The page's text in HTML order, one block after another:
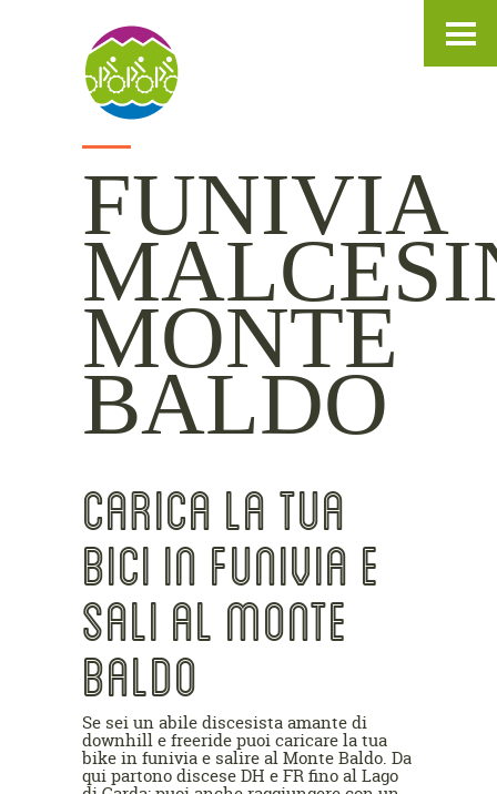
FUNIVIA
MONTE
BALDO
CARICA LA TUA
BICI IN FUNIVIA E
SALI AL MONTE
BALDO
Se sei un abile discesista amante di
downhill e freeride puoi caricare la tua
bike in funivia e salire al Monte Baldo. Da
qui partono discese DH e FR fino al Lago